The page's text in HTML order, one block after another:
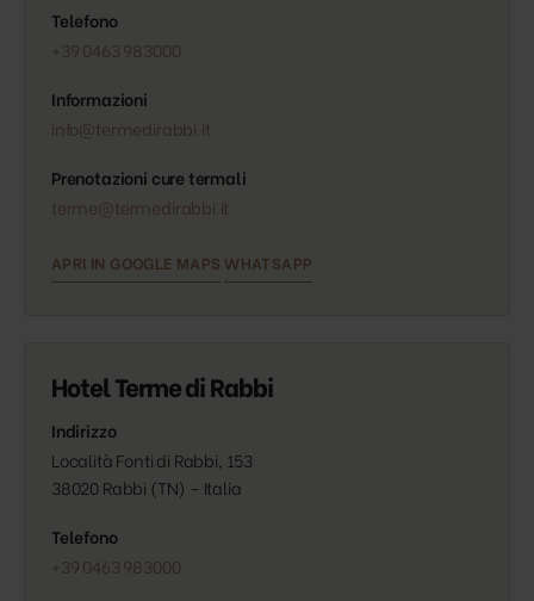
Telefono
+39 0463 983000
Informazioni
info@termedirabbi.it
Prenotazioni cure termali
terme@termedirabbi.it
APRI IN GOOGLE MAPS WHATSAPP
Hotel Terme di Rabbi
Indirizzo
Località Fonti di Rabbi, 153
38020 Rabbi (TN) – Italia
Telefono
+39 0463 983000